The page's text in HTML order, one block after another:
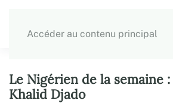
Accéder au contenu principal
Le Nigérien de la semaine
Khalid Djado